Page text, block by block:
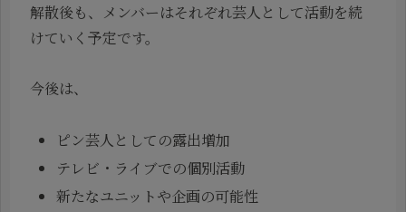
解散後も、メンバーはそれぞれ芸人として活動を続
けていく予定です。
今後は、
ピン芸人としての露出増加
テレビ・ライブでの個別活動
新たなユニットや企画の可能性